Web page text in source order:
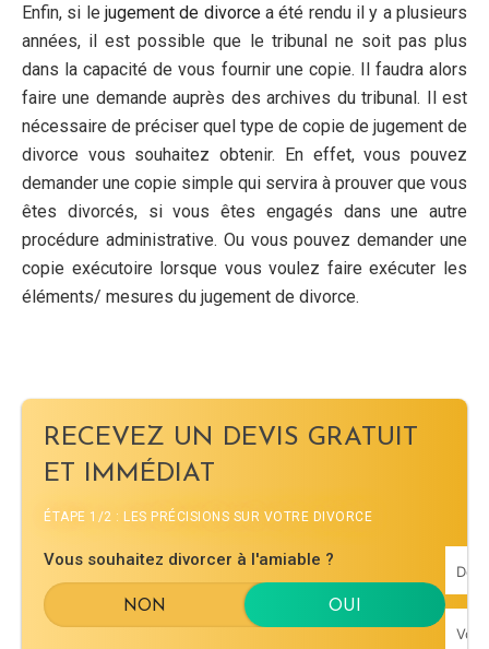
Enfin, si le jugement de divorcea été rendu il y a plusieurs
années, il est possible que le tribunal ne soit pas plus
dans la capacité de vous fournir une copie. Il faudra alors
faire une demande auprès des archives du tribunal. Il est
nécessaire de préciser quel type de copie de jugement de
divorce vous souhaitez obtenir. En effet, vous pouvez
demander une copie simple qui servira à prouver que vous
êtes divorcés, si vous êtes engagés dans une autre
procédure administrative. Ou vous pouvez demander une
copie exécutoire lorsque vous voulez faire exécuter les
éléments/ mesures du jugement de divorce.
RECEVEZ UN DEVIS GRATUIT
ET IMMÉDIAT
ÉTAPE 1/2 : LES PRÉCISIONS SUR VOTRE DIVORCE
Vous souhaitez divorcer à l'amiable ?